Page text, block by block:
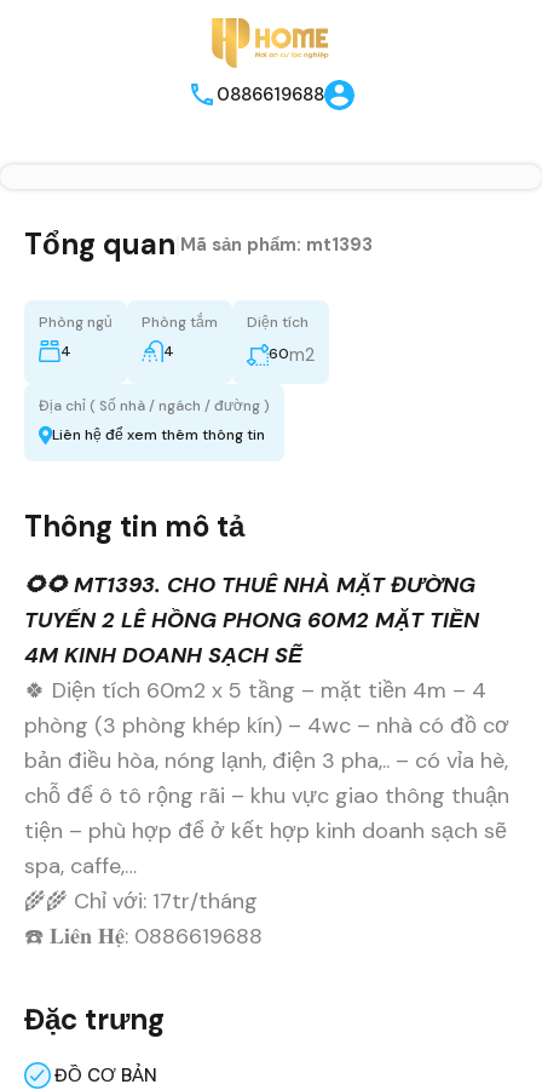
0886619688
Tổng quan Mã sản phẩm: mt1393
Phòng ngủ
4
Phòng tắm
4
Diện tích
60m2
Địa chỉ ( Số nhà / ngách / đường )
Liên hệ để xem thêm thông tin
Thông tin mô tả
🌻🌻 MT1393. CHO THUÊ NHÀ MẶT ĐƯỜNG
TUYẾN 2 LÊ HỒNG PHONG 60M2 MẶT TIỀN
4M KINH DOANH SẠCH SẼ
🍀 Diện tích 60m2 x 5 tầng – mặt tiền 4m – 4
phòng (3 phòng khép kín) – 4wc – nhà có đồ cơ
bản điều hòa, nóng lạnh, điện 3 pha,.. – có vỉa hè,
chỗ để ô tô rộng rãi – khu vực giao thông thuận
tiện – phù hợp để ở kết hợp kinh doanh sạch sẽ
spa, caffe,…
🌾🌾 Chỉ với: 17tr/tháng
☎️ 𝐋𝐢𝐞̂𝐧 𝐇𝐞̣̂: 0886619688
Đặc trưng
ĐỒ CƠ BẢN